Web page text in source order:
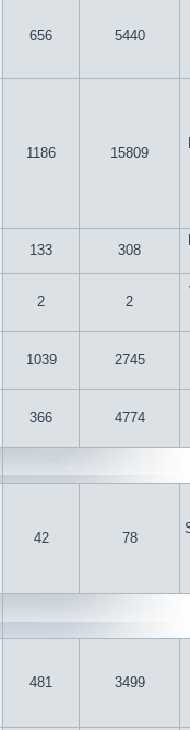
656 5440
1186 15809
133 308
2 2
1039 2745
366 4774
42 78
481 3499